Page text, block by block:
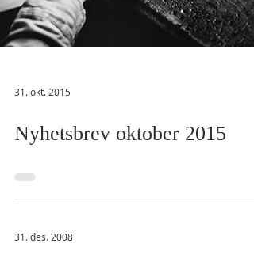
31. okt. 2015
Nyhetsbrev oktober 2015
31. des. 2008